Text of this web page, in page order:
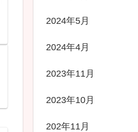
2024年5月
2024年4月
2023年11月
2023年10月
202年11月